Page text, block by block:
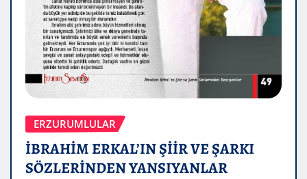
ERZURUMLULAR
İBRAHİM ERKAL’IN ŞİİR VE ŞARKI
SÖZLERİNDEN YANSIYANLAR